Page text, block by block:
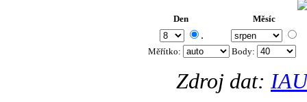
Den Měsíc
.
Měřítko: Body:
Zdroj dat: